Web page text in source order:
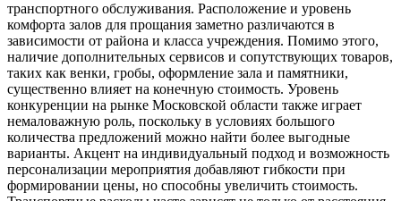
транспортного обслуживания. Расположение и уровень
комфорта залов для прощания заметно различаются в
зависимости от района и класса учреждения. Помимо этого,
наличие дополнительных сервисов и сопутствующих товаров,
таких как венки, гробы, оформление зала и памятники,
существенно влияет на конечную стоимость. Уровень
конкуренции на рынке Московской области также играет
немаловажную роль, поскольку в условиях большого
количества предложений можно найти более выгодные
варианты. Акцент на индивидуальный подход и возможность
персонализации мероприятия добавляют гибкости при
формировании цены, но способны увеличить стоимость.